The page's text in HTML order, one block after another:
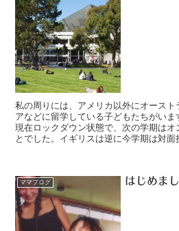
私の周りには、アメリカ以外にオース
アなどに留学している子どもたちがい
現在ロックダウン状態で、次の学期はオ
とでした。イギリスは逆に今学期は対
ママブログ はじめま